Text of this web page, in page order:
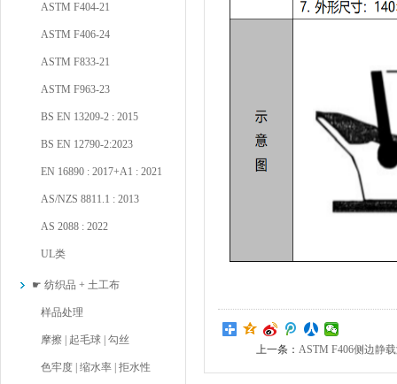
ASTM F404-21
ASTM F406-24
ASTM F833-21
ASTM F963-23
BS EN 13209-2 : 2015
BS EN 12790-2:2023
EN 16890 : 2017+A1 : 2021
AS/NZS 8811.1 : 2013
AS 2088 : 2022
UL类
☛ 纺织品 + 土工布
样品处理
摩擦 | 起毛球 | 勾丝
色牢度 | 缩水率 | 拒水性
上一条：ASTM F406侧边静